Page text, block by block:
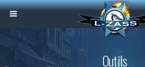
Outils